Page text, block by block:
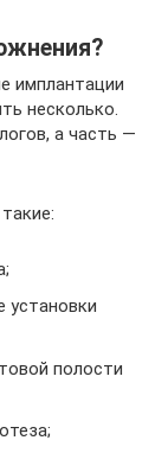
имплантации
несколько.
а часть —
установки
полости